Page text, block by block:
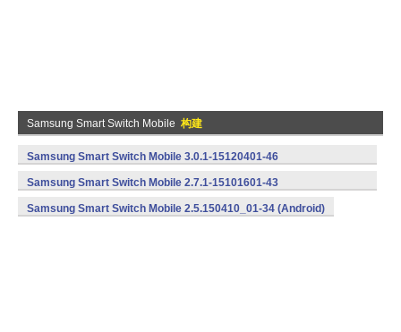
Samsung Smart Switch Mobile 构建
Samsung Smart Switch Mobile 3.0.1-15120401-46
(armeabi,armeabi-v7a) (Android)
Samsung Smart Switch Mobile 2.7.1-15101601-43
(armeabi,armeabi-v7a) (Android)
Samsung Smart Switch Mobile 2.5.150410_01-34 (Android)